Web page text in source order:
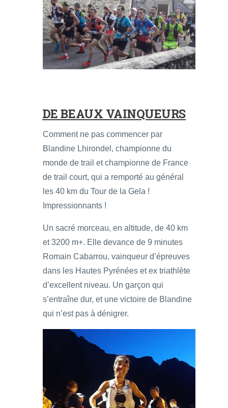
DE BEAUX VAINQUEURS
Comment ne pas commencer par
Blandine Lhirondel, championne du
monde de trail et championne de France
de trail court, qui a remporté au général
les 40 km du Tour de la Gela !
Impressionnants !
Un sacré morceau, en altitude, de 40 km
et 3200 m+. Elle devance de 9 minutes
Romain Cabarrou, vainqueur d’épreuves
dans les Hautes Pyrénées et ex triathlète
d’excellent niveau. Un garçon qui
s’entraîne dur, et une victoire de Blandine
qui n’est pas à dénigrer.